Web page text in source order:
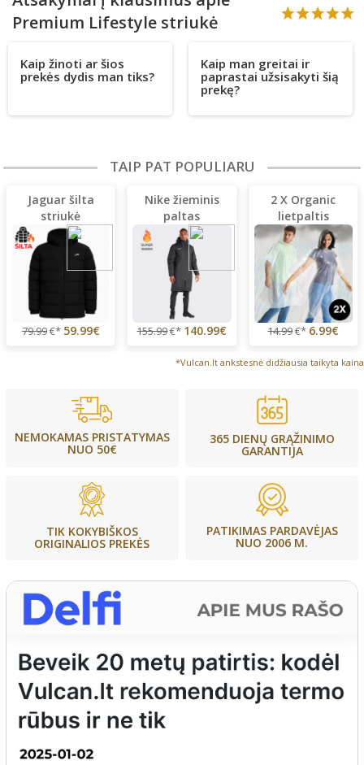
Premium Lifestyle striukė
Kaip žinoti ar šios
prekės dydis man tiks?
Kaip man greitai ir
paprastai užsisakyti šią
prekę?
TAIP PAT POPULIARU
Jaguar šilta
striukė
79.99€* 59.99€
Nike žieminis
paltas
155.99€* 140.99€
2 X Organic
lietpaltis
14.99€* 6.99€
*Vulcan.lt ankstesnė didžiausia taikyta kaina
NEMOKAMAS PRISTATYMAS
NUO 50€
365 DIENŲ GRĄŽINIMO
GARANTIJA
TIK KOKYBIŠKOS
ORIGINALIOS PREKĖS
PATIKIMAS PARDAVĖJAS
NUO 2006 M.